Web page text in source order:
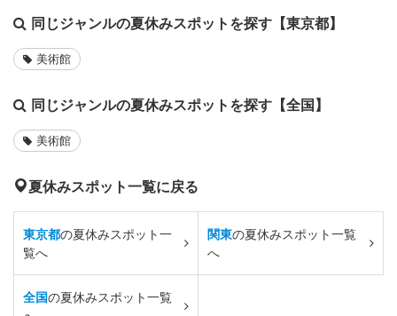
同じジャンルの夏休みスポットを探す【東京都】
美術館
同じジャンルの夏休みスポットを探す【全国】
美術館
夏休みスポット一覧に戻る
東京都の夏休みスポット一
覧へ
関東の夏休みスポット一覧
へ
全国の夏休みスポット一覧